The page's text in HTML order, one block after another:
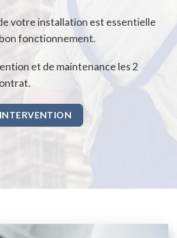
votre installation est essentielle
fonctionnement.
et de maintenance les 2